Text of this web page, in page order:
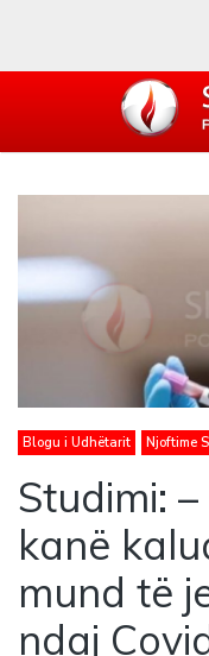
Blogu i
Blogu i Udhëtarit Njoftime
Studimi:
kanë
mund të
ndaj